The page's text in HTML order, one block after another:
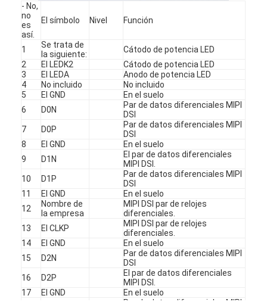
Solicitar una cita
Display LCD de tipo TFT
Exhibición del IPS TFT LCD
Display LCD cuadrado
Pantalla LCD circular
exhibición de Epaper de la E-tinta
Pantalla táctil LCD TFT con capacidad
Pantalla táctil LCD TFT resistiva
Display con PMoled
Display de pantalla LCD TFT
- No,
no
es
así.
El símbolo Nivel Función
1
Se trata de
la siguiente:
Cátodo de potencia LED
2
El LEDK2
Cátodo de potencia LED
3
El LEDA
Anodo de potencia LED
4
No incluido
No incluido
5
El GND
En el suelo
6
D0N
Par de datos diferenciales MIPI
DSI
7
D0P
Par de datos diferenciales MIPI
DSI
8
El GND
En el suelo
9
D1N
El par de datos diferenciales
MIPI DSI.
10
D1P
Par de datos diferenciales MIPI
DSI
11
El GND
En el suelo
12
Nombre de
la empresa
MIPI DSI par de relojes
diferenciales.
13
El CLKP
MIPI DSI par de relojes
diferenciales.
14
El GND
En el suelo
15
D2N
Par de datos diferenciales MIPI
DSI
16
D2P
El par de datos diferenciales
MIPI DSI.
17
El GND
En el suelo
Par de datos diferenciales MIPI